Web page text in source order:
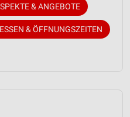
& ANGEBOTE
& ÖFFNUNGSZEITEN